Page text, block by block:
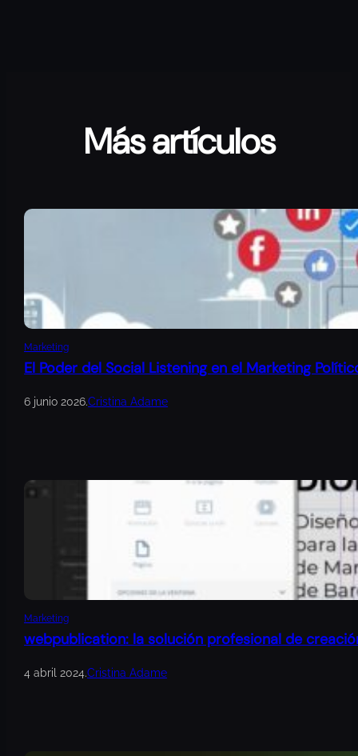
Más artículos
Marketing
El Poder del Social Listening en el Marketing
6 junio 2026.Cristina Adame
Marketing
webpublication: la solución profesional de
4 abril 2024.Cristina Adame